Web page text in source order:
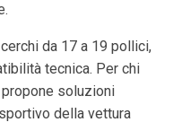
da 17 a 19 pollici,
tecnica. Per chi
propone soluzioni
della vettura